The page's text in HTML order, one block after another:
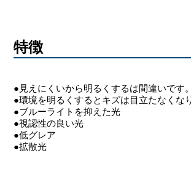
特徴
●見えにくいから明るくするは間違いです。
●環境を明るくするとキズは目立たなくな
●ブルーライトを抑えた光
●視認性の良い光
●低グレア
●拡散光